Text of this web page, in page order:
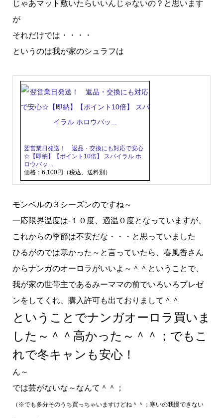
じゃあマット敷いたらいいんじゃないの？と思います
が
それだけでは・・・・
というのは我が家のシュラフは
翌営業日発送！ 返品・交換にも対応で安心
☆【即納】【ポイント10倍】 スパイラル ホ
ロウバッ…
価格：6,100円（税込、送料別）
モンベルの３シーズンのですね～
一応限界温度は‐１０度、適温０度となっていますが、
これからの季節は不安だな・・・と思っていました
ひるがのでは寒かった～と言っていたら、春風香さん
からナンガのオーロラがいいよ～＾＾ということで、
我が家の世帯主であるみーママの前でいろいろプレゼ
ンをしてくれ、購入許可も出ておりまして＾＾
ということでナンガオーロラ買いま
した～＾＾高かった～＾＾；でもこ
れで冬キャンも安心！
ん～
では芸がないな～なんて＾＾；
（※でも多分そのうち買っちゃいますけどね＾＾；寒いの我慢できない